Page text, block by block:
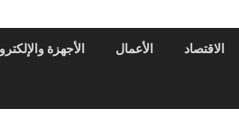
الاقتصاد الأعمال الأجهزة